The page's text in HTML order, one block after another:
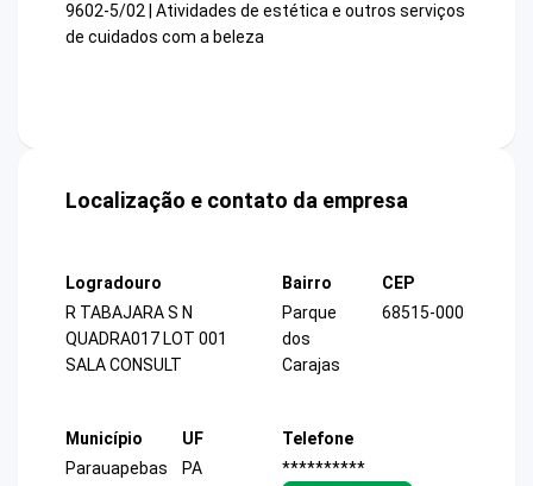
9602-5/02 | Atividades de estética e outros serviços
de cuidados com a beleza
Localização e contato da empresa
Logradouro
R TABAJARA S N
QUADRA017 LOT 001
SALA CONSULT
Bairro
Parque
dos
Carajas
CEP
68515-000
Município
Parauapebas
UF
PA
Telefone
**********